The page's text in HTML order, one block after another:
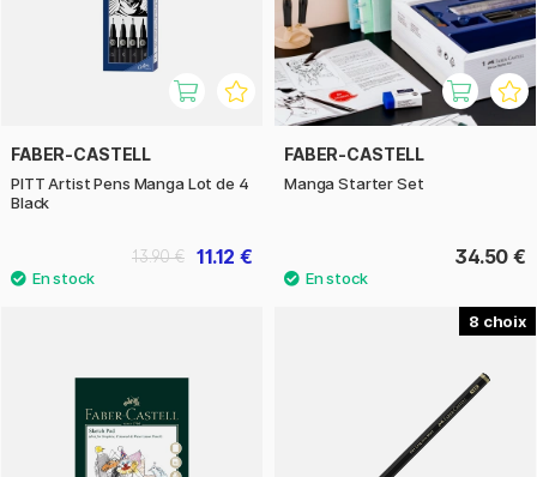
FABER-CASTELL
PITT Artist Pens Manga Lot de 4
Black
11.12 €
13.90 €
FABER-CASTELL
Manga Starter Set
34.50 €
8